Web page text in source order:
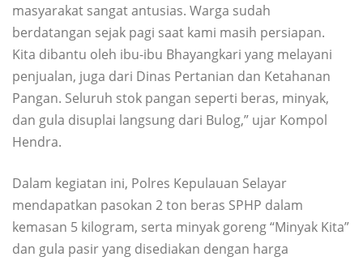
masyarakat sangat antusias. Warga sudah
berdatangan sejak pagi saat kami masih persiapan.
Kita dibantu oleh ibu-ibu Bhayangkari yang melayani
penjualan, juga dari Dinas Pertanian dan Ketahanan
Pangan. Seluruh stok pangan seperti beras, minyak,
dan gula disuplai langsung dari Bulog,” ujar Kompol
Hendra.
Dalam kegiatan ini, Polres Kepulauan Selayar
mendapatkan pasokan 2 ton beras SPHP dalam
kemasan 5 kilogram, serta minyak goreng “Minyak Kita”
dan gula pasir yang disediakan dengan harga